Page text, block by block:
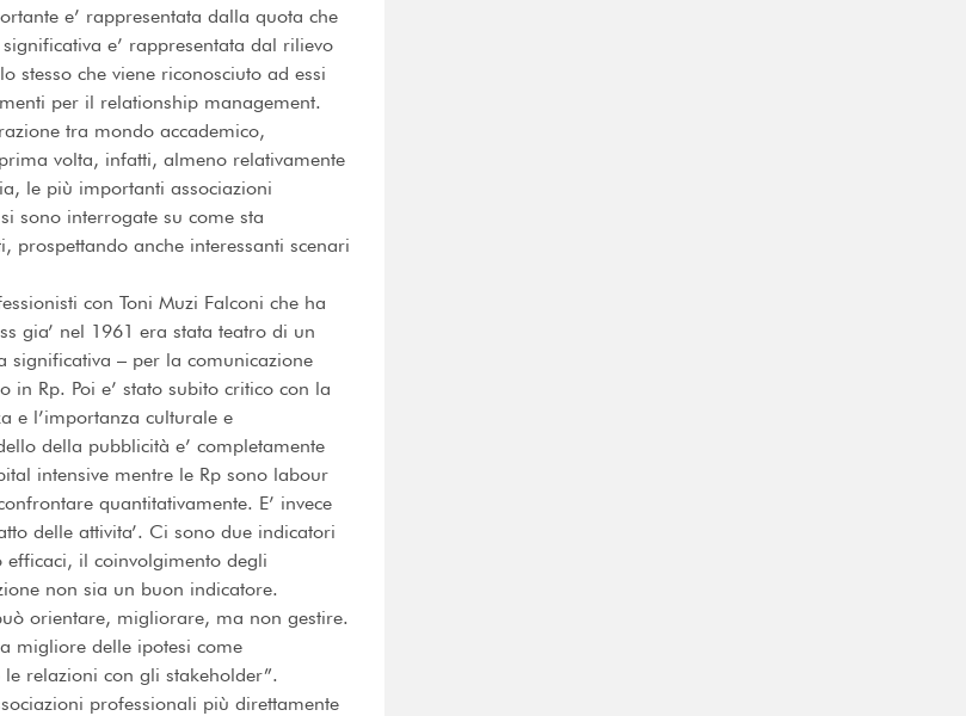
e’ rappresentata dalla quota che
e’ rappresentata dal rilievo
stesso che viene riconosciuto ad essi
per il relationship management.
tra mondo accademico,
volta, infatti, almeno relativamente
le più importanti associazioni
sono interrogate su come sta
anche interessanti scenari
con Toni Muzi Falconi che ha
gia’ nel 1961 era stata teatro di un
significativa – per la comunicazione
Rp. Poi e’ stato subito critico con la
e l’importanza culturale e
della pubblicità e’ completamente
intensive mentre le Rp sono labour
quantitativamente. E’ invece
delle attivita’. Ci sono due indicatori
il coinvolgimento degli
non sia un buon indicatore.
orientare, migliorare, ma non gestire.
migliore delle ipotesi come
relazioni con gli stakeholder”.
professionali più direttamente